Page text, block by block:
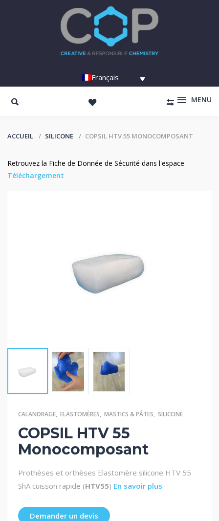
Français
MENU
ACCUEIL SILICONE COPSIL HTV 55 MONOCOMPOSANT
Retrouvez la Fiche de Donnée de Sécurité dans l'espace
Téléchargement
CALANDRAGE, ELASTOMÈRES, MASTICS & PÂTES, SILICONE
COPSIL HTV 55
Monocomposant
Prothèses et orthèses Elastomère silicone HTV 55
ShA cuisson rapide (HTV55) En savoir plus
Demander un devis